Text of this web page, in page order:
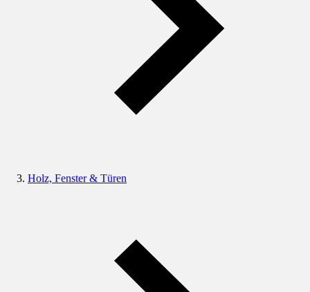
Holz, Fenster & Türen